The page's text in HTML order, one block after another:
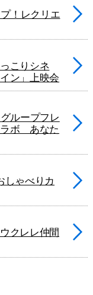
！レクリエ
こりシネ
ン」上映会
ループフレ
ボ あなた
ゃべりカ
クレレ仲間